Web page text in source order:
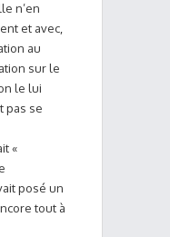
n’en
et avec,
au
sur le
le lui
pas se
«
posé un
tout à